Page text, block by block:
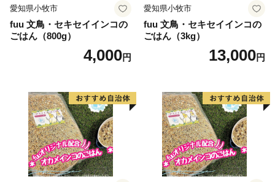
愛知県小牧市
fuu 文鳥・セキセイインコの
ごはん（800g）
4,000円
愛知県小牧市
fuu 文鳥・セキセイインコの
ごはん（3kg）
13,000円